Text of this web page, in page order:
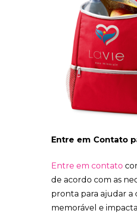
Entre em Contato
Entre em contato
de acordo com as
pronta para ajudar a
memorável e